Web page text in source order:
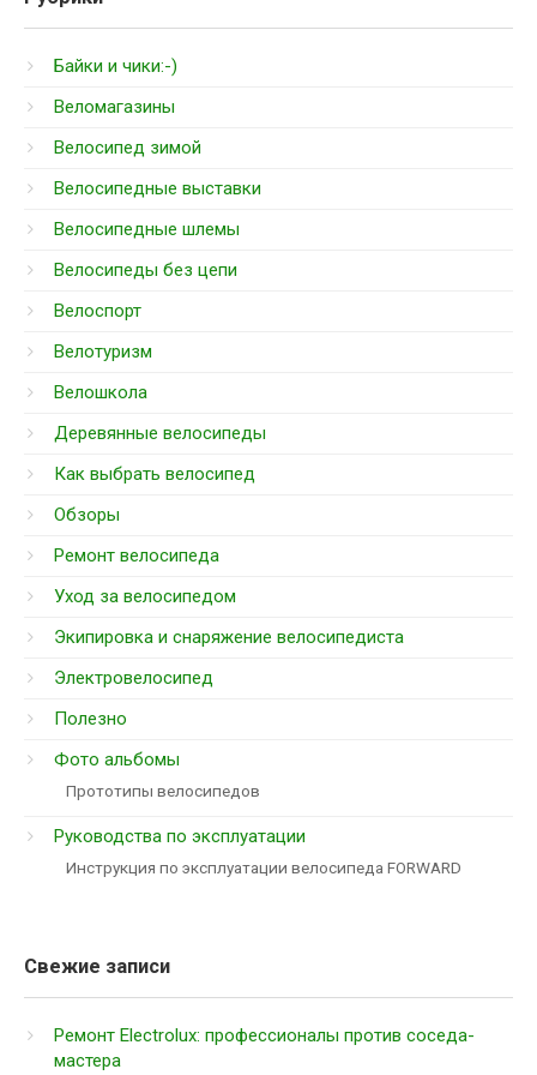
Байки и чики:-)
Веломагазины
Велосипед зимой
Велосипедные выставки
Велосипедные шлемы
Велосипеды без цепи
Велоспорт
Велотуризм
Велошкола
Деревянные велосипеды
Как выбрать велосипед
Обзоры
Ремонт велосипеда
Уход за велосипедом
Экипировка и снаряжение велосипедиста
Электровелосипед
Полезно
Фото альбомы
Прототипы велосипедов
Руководства по эксплуатации
Инструкция по эксплуатации велосипеда FORWARD
Свежие записи
Ремонт Electrolux: профессионалы против соседа-
мастера